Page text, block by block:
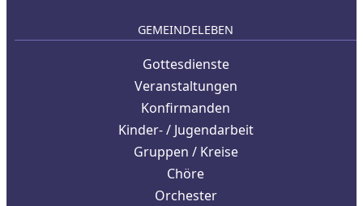
GEMEINDELEBEN
Gottesdienste
Veranstaltungen
Konfirmanden
Kinder- / Jugendarbeit
Gruppen / Kreise
Chöre
Orchester